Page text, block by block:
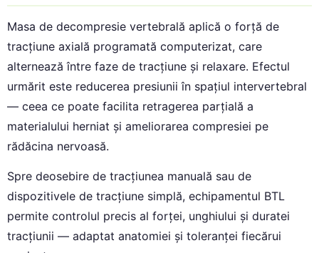
Masa de decompresie vertebrală aplică o forță de
tracțiune axială programată computerizat, care
alternează între faze de tracțiune și relaxare. Efectul
urmărit este reducerea presiunii în spațiul intervertebral
— ceea ce poate facilita retragerea parțială a
materialului herniat și ameliorarea compresiei pe
rădăcina nervoasă.
Spre deosebire de tracțiunea manuală sau de
dispozitivele de tracțiune simplă, echipamentul BTL
permite controlul precis al forței, unghiului și duratei
tracțiunii — adaptat anatomiei și toleranței fiecărui